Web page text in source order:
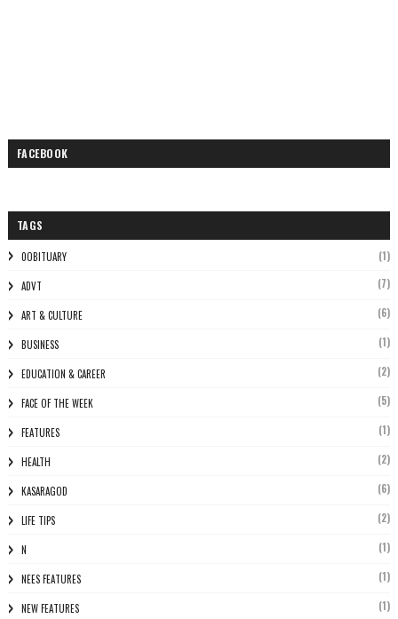
FACEBOOK
TAGS
0OBITUARY (1)
ADVT (7)
ART & CULTURE (6)
BUSINESS (1)
EDUCATION & CAREER (2)
FACE OF THE WEEK (5)
FEATURES (1)
HEALTH (2)
KASARAGOD (6)
LIFE TIPS (2)
N (1)
NEES FEATURES (1)
NEW FEATURES (1)